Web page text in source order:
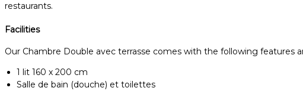
restaurants.
Facilities
Our Chambre Double avec terrasse comes with the following features
1 lit 160 x 200 cm
Salle de bain (douche) et toilettes